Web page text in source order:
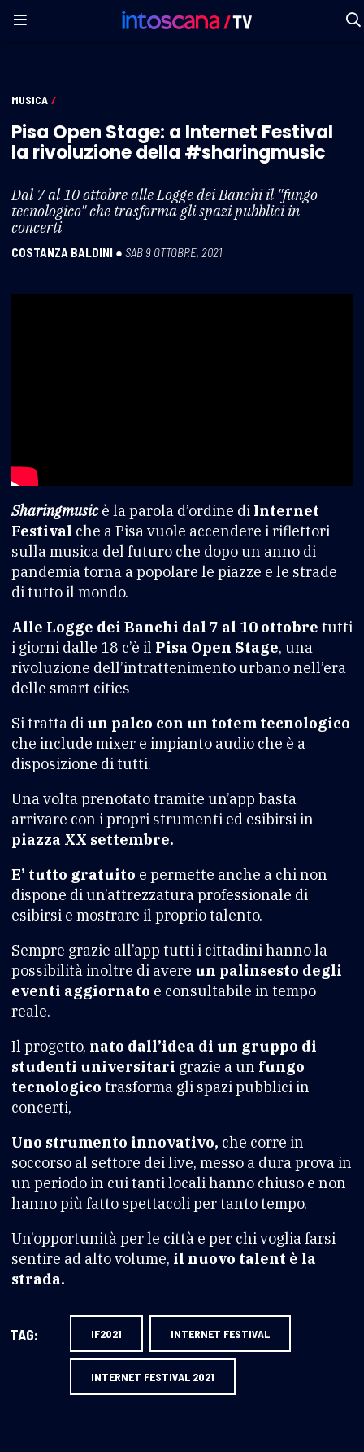
MUSICA /
Pisa Open Stage: a Internet Festival
la rivoluzione della #sharingmusic
Dal 7 al 10 ottobre alle Logge dei Banchi il "fungo
tecnologico" che trasforma gli spazi pubblici in
concerti
COSTANZA BALDINI ● SAB 9 OTTOBRE, 2021
Sharingmusic è la parola d’ordine di Internet
Festival che a Pisa vuole accendere i riflettori
sulla musica del futuro che dopo un anno di
pandemia torna a popolare le piazze e le strade
di tutto il mondo.
Alle Logge dei Banchi dal 7 al 10 ottobre tutti
i giorni dalle 18 c’è il Pisa Open Stage, una
rivoluzione dell’intrattenimento urbano nell’era
delle smart cities
Si tratta di un palco con un totem tecnologico
che include mixer e impianto audio che è a
disposizione di tutti.
Una volta prenotato tramite un’app basta
arrivare con i propri strumenti ed esibirsi in
piazza XX settembre.
E’ tutto gratuito e permette anche a chi non
dispone di un’attrezzatura professionale di
esibirsi e mostrare il proprio talento.
Sempre grazie all’app tutti i cittadini hanno la
possibilità inoltre di avere un palinsesto degli
eventi aggiornato e consultabile in tempo
reale.
Il progetto, nato dall’idea di un gruppo di
studenti universitari grazie a un fungo
tecnologico trasforma gli spazi pubblici in
concerti,
Uno strumento innovativo, che corre in
soccorso al settore dei live, messo a dura prova in
un periodo in cui tanti locali hanno chiuso e non
hanno più fatto spettacoli per tanto tempo.
Un’opportunità per le città e per chi voglia farsi
sentire ad alto volume, il nuovo talent è la
strada.
TAG: IF2021 INTERNET FESTIVAL
INTERNET FESTIVAL 2021